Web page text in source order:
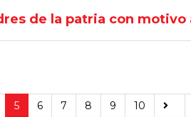
de la patria con
5 6 7 8 9 10